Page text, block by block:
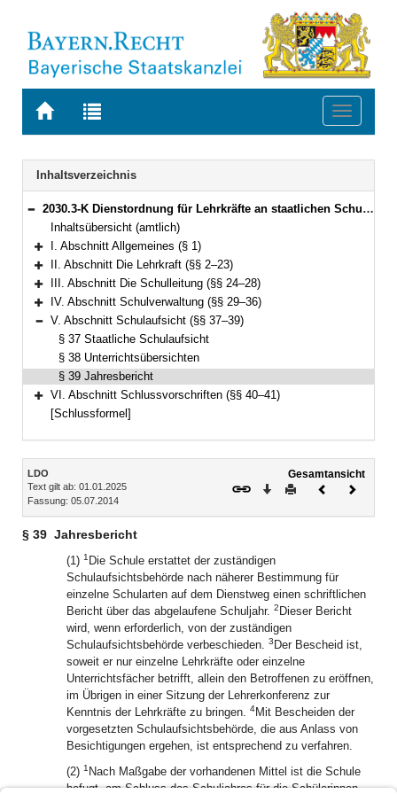
Zur
BAYERN.RECHT
Zur
letzten
Suche
Toggle
Navigation
Inhaltsverzeichnis
Bereich reduzieren
2030.3-K Dienstordnung für Lehrkräfte an staatlichen Schulen in Bayern (Lehrerdienstordnung – LDO) Bekanntmachung des Bayerischen Staatsministeriums für Bildung und Kultus, Wissenschaft und Kunst vom 5. Juli 2014, Az. II.5-5 P 4011.1-6b.52 562 (KWMBl. S. 112) (§§ 1–41)
Inhaltsübersicht (amtlich)
Bereich erweitern
I. Abschnitt Allgemeines (§ 1)
Bereich erweitern
II. Abschnitt Die Lehrkraft (§§ 2–23)
Bereich erweitern
III. Abschnitt Die Schulleitung (§§ 24–28)
Bereich erweitern
IV. Abschnitt Schulverwaltung (§§ 29–36)
Bereich reduzieren
V. Abschnitt Schulaufsicht (§§ 37–39)
§ 37 Staatliche Schulaufsicht
§ 38 Unterrichtsübersichten
§ 39 Jahresbericht
Bereich erweitern
VI. Abschnitt Schlussvorschriften (§§ 40–41)
[Schlussformel]
Inhalt
LDO
Text gilt ab: 01.01.2025
Fassung: 05.07.2014
Gesamtansicht
Download
DruckenVorheriges
§ 39 Jahresbericht
(1) 1 Die Schule erstattet der zuständigen
Schulaufsichtsbehörde nach näherer Bestimmung für
einzelne Schularten auf dem Dienstweg einen schriftlichen
Bericht über das abgelaufene Schuljahr. 2 Dieser Bericht
wird, wenn erforderlich, von der zuständigen
Schulaufsichtsbehörde verbeschieden. 3 Der Bescheid ist,
soweit er nur einzelne Lehrkräfte oder einzelne
Unterrichtsfächer betrifft, allein den Betroffenen zu eröffnen,
im Übrigen in einer Sitzung der Lehrerkonferenz zur
Kenntnis der Lehrkräfte zu bringen. 4Mit Bescheiden der
vorgesetzten Schulaufsichtsbehörde, die aus Anlass von
Besichtigungen ergehen, ist entsprechend zu verfahren.
(2) 1 Nach Maßgabe der vorhandenen Mittel ist die Schule
befugt, am Schluss des Schuljahres für die Schülerinnen